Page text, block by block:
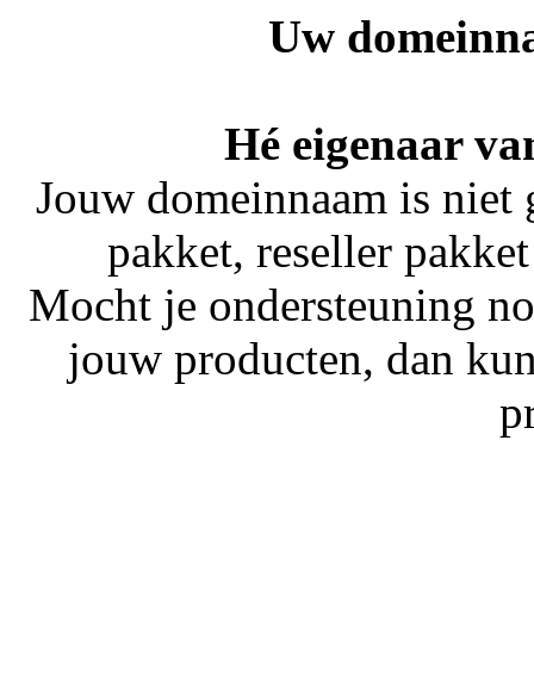
Uw
Hé eigenaar
Jouw domeinnaam is
pakket, reseller
Mocht je ondersteuning
jouw producten, dan